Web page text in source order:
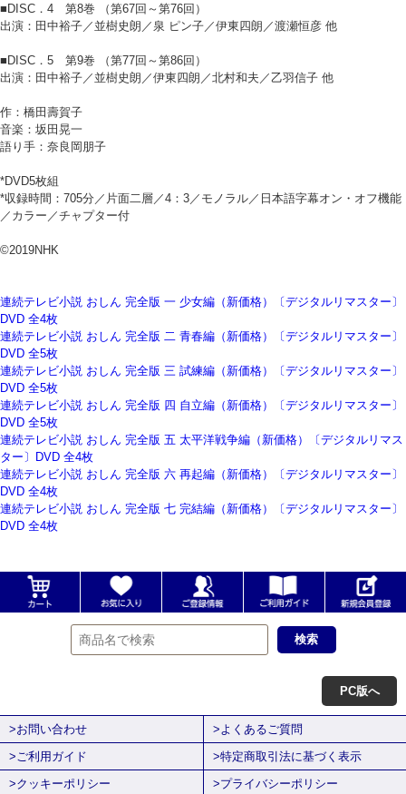
■DISC．4 第8巻 （第67回～第76回）
出演：田中裕子／並樹史朗／泉 ピン子／伊東四朗／渡瀬恒彦 他
■DISC．5 第9巻 （第77回～第86回）
出演：田中裕子／並樹史朗／伊東四朗／北村和夫／乙羽信子 他
作：橋田壽賀子
音楽：坂田晃一
語り手：奈良岡朋子
*DVD5枚組
*収録時間：705分／片面二層／4：3／モノラル／日本語字幕オン・オフ機能
／カラー／チャプター付
©2019NHK
連続テレビ小説 おしん 完全版 一 少女編（新価格）〔デジタルリマスター〕
DVD 全4枚
連続テレビ小説 おしん 完全版 二 青春編（新価格）〔デジタルリマスター〕
DVD 全5枚
連続テレビ小説 おしん 完全版 三 試練編（新価格）〔デジタルリマスター〕
DVD 全5枚
連続テレビ小説 おしん 完全版 四 自立編（新価格）〔デジタルリマスター〕
DVD 全5枚
連続テレビ小説 おしん 完全版 五 太平洋戦争編（新価格）〔デジタルリマス
ター〕DVD 全4枚
連続テレビ小説 おしん 完全版 六 再起編（新価格）〔デジタルリマスター〕
DVD 全4枚
連続テレビ小説 おしん 完全版 七 完結編（新価格）〔デジタルリマスター〕
DVD 全4枚
PC版へ
>お問い合わせ
>よくあるご質問
>ご利用ガイド
>特定商取引法に基づく表示
>クッキーポリシー
>プライバシーポリシー